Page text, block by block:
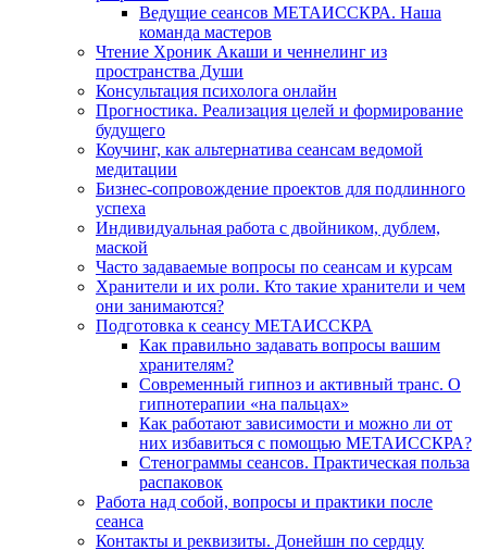
Ведущие сеансов МЕТАИССКРА. Наша
команда мастеров
Чтение Хроник Акаши и ченнелинг из
пространства Души
Консультация психолога онлайн
Прогностика. Реализация целей и формирование
будущего
Коучинг, как альтернатива сеансам ведомой
медитации
Бизнес-сопровождение проектов для подлинного
успеха
Индивидуальная работа с двойником, дублем,
маской
Часто задаваемые вопросы по сеансам и курсам
Хранители и их роли. Кто такие хранители и чем
они занимаются?
Подготовка к сеансу МЕТАИССКРА
Как правильно задавать вопросы вашим
хранителям?
Современный гипноз и активный транс. О
гипнотерапии «на пальцах»
Как работают зависимости и можно ли от
них избавиться с помощью МЕТАИССКРА?
Стенограммы сеансов. Практическая польза
распаковок
Работа над собой, вопросы и практики после
сеанса
Контакты и реквизиты. Донейшн по сердцу